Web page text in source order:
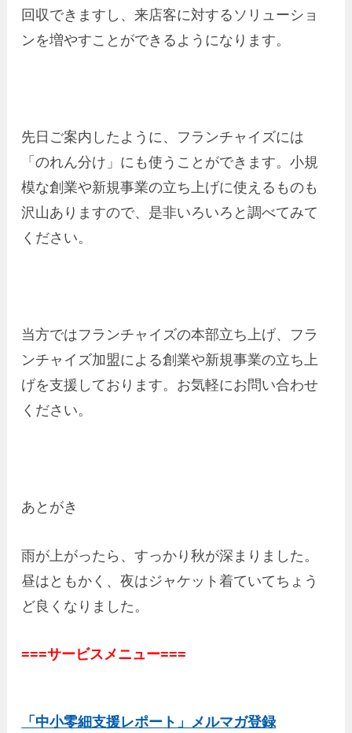
回収できますし、来店客に対するソリューショ
ンを増やすことができるようになります。
先日ご案内したように、フランチャイズには
「のれん分け」にも使うことができます。小規
模な創業や新規事業の立ち上げに使えるものも
沢山ありますので、是非いろいろと調べてみて
ください。
当方ではフランチャイズの本部立ち上げ、フラ
ンチャイズ加盟による創業や新規事業の立ち上
げを支援しております。お気軽にお問い合わせ
ください。
あとがき
雨が上がったら、すっかり秋が深まりました。
昼はともかく、夜はジャケット着ていてちょう
ど良くなりました。
===サービスメニュー===
「中小零細支援レポート」メルマガ登録